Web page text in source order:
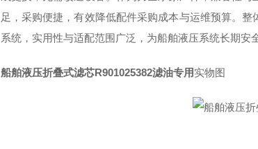
足，采购便捷，有效降低配件采购成本与运维预算。
系统，实用性与适配范围广泛，为船舶液压系统长期安
船舶液压折叠式滤芯R901025382滤油专用实物图